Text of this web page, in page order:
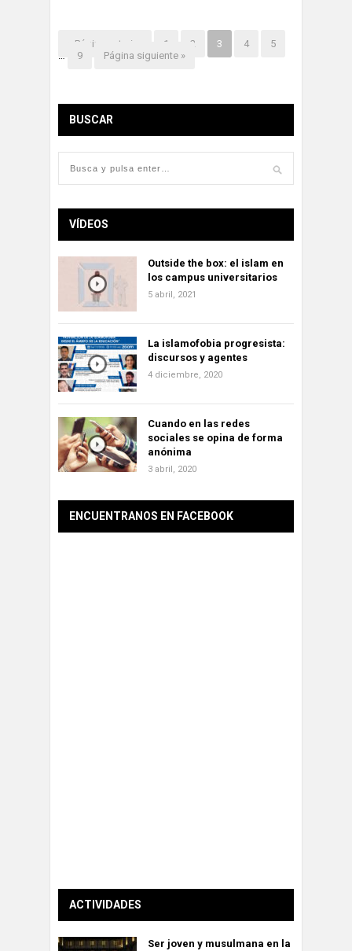
« Página anterior 1 2 3 4
5
…
9 Página siguiente »
BUSCAR
VÍDEOS
Outside the box: el islam en
los campus universitarios
5 abril, 2021
La islamofobia progresista:
discursos y agentes
4 diciembre, 2020
Cuando en las redes
sociales se opina de forma
anónima
3 abril, 2020
ENCUENTRANOS EN FACEBOOK
ACTIVIDADES
Ser joven y musulmana en la